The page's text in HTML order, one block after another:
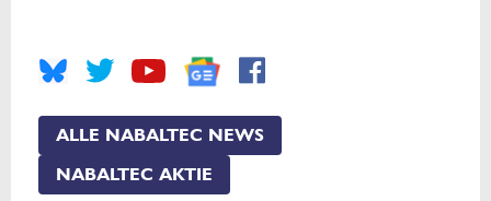
ALLE NABALTEC NEWS
NABALTEC AKTIE